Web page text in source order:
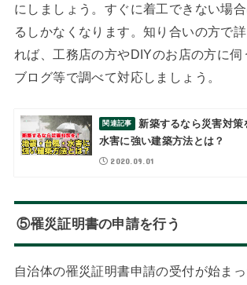
にしましょう。すぐに着工できない場
るしかなくなります。知り合いの方で
れば、工務店の方やDIYのお店の方に伺
ブログ等で調べて対応しましょう。
新築するなら災害対策
水害に強い建築方法とは？
2020.09.01
⑤罹災証明書の申請を行う
自治体の罹災証明書申請の受付が始ま